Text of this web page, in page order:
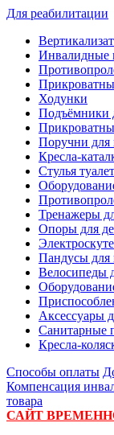
Для реабилитации
Инвалидные
Ходунки
Подъёмники
Поручни для
Кресла-
Стулья
Тренажеры
Опоры для
Пандусы для
Велосипеды
Аксессуары
Санитарные
Кресла-
Способы оплаты
Компенсация
товара
САЙТ